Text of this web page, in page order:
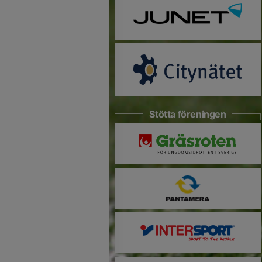
Stötta föreningen